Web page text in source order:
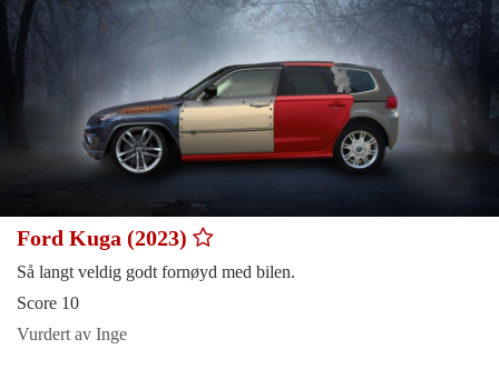
Ford Kuga (2023)
Så langt veldig godt fornøyd med bilen.
Score 10
Vurdert av Inge